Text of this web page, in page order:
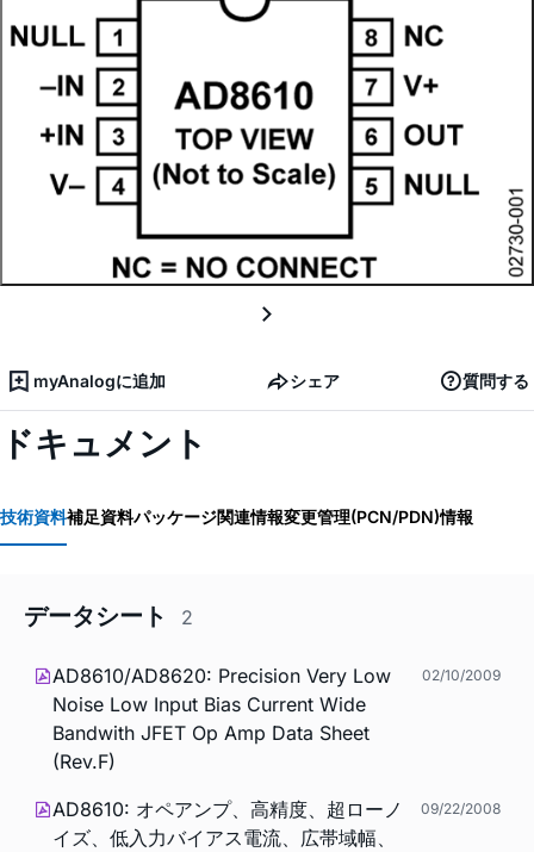
myAnalogに追加 シェア 質問する
ドキュメント
技術資料補足資料パッケージ関連情報変更管理(PCN/PDN)情報
データシート 2
AD8610/AD8620: Precision Very Low
Noise Low Input Bias Current Wide
Bandwith JFET Op Amp Data Sheet
(Rev.F)
02/10/2009
AD8610: オペアンプ、高精度、超ローノ
イズ、低入力バイアス電流、広帯域幅、
09/22/2008